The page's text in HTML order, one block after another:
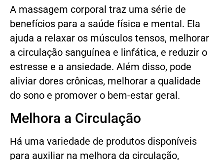
A massagem corporal traz uma série de
benefícios para a saúde física e mental. Ela
ajuda a relaxar os músculos tensos, melhorar
a circulação sanguínea e linfática, e reduzir o
estresse e a ansiedade. Além disso, pode
aliviar dores crônicas, melhorar a qualidade
do sono e promover o bem-estar geral.
Melhora a Circulação
Há uma variedade de produtos disponíveis
para auxiliar na melhora da circulação,